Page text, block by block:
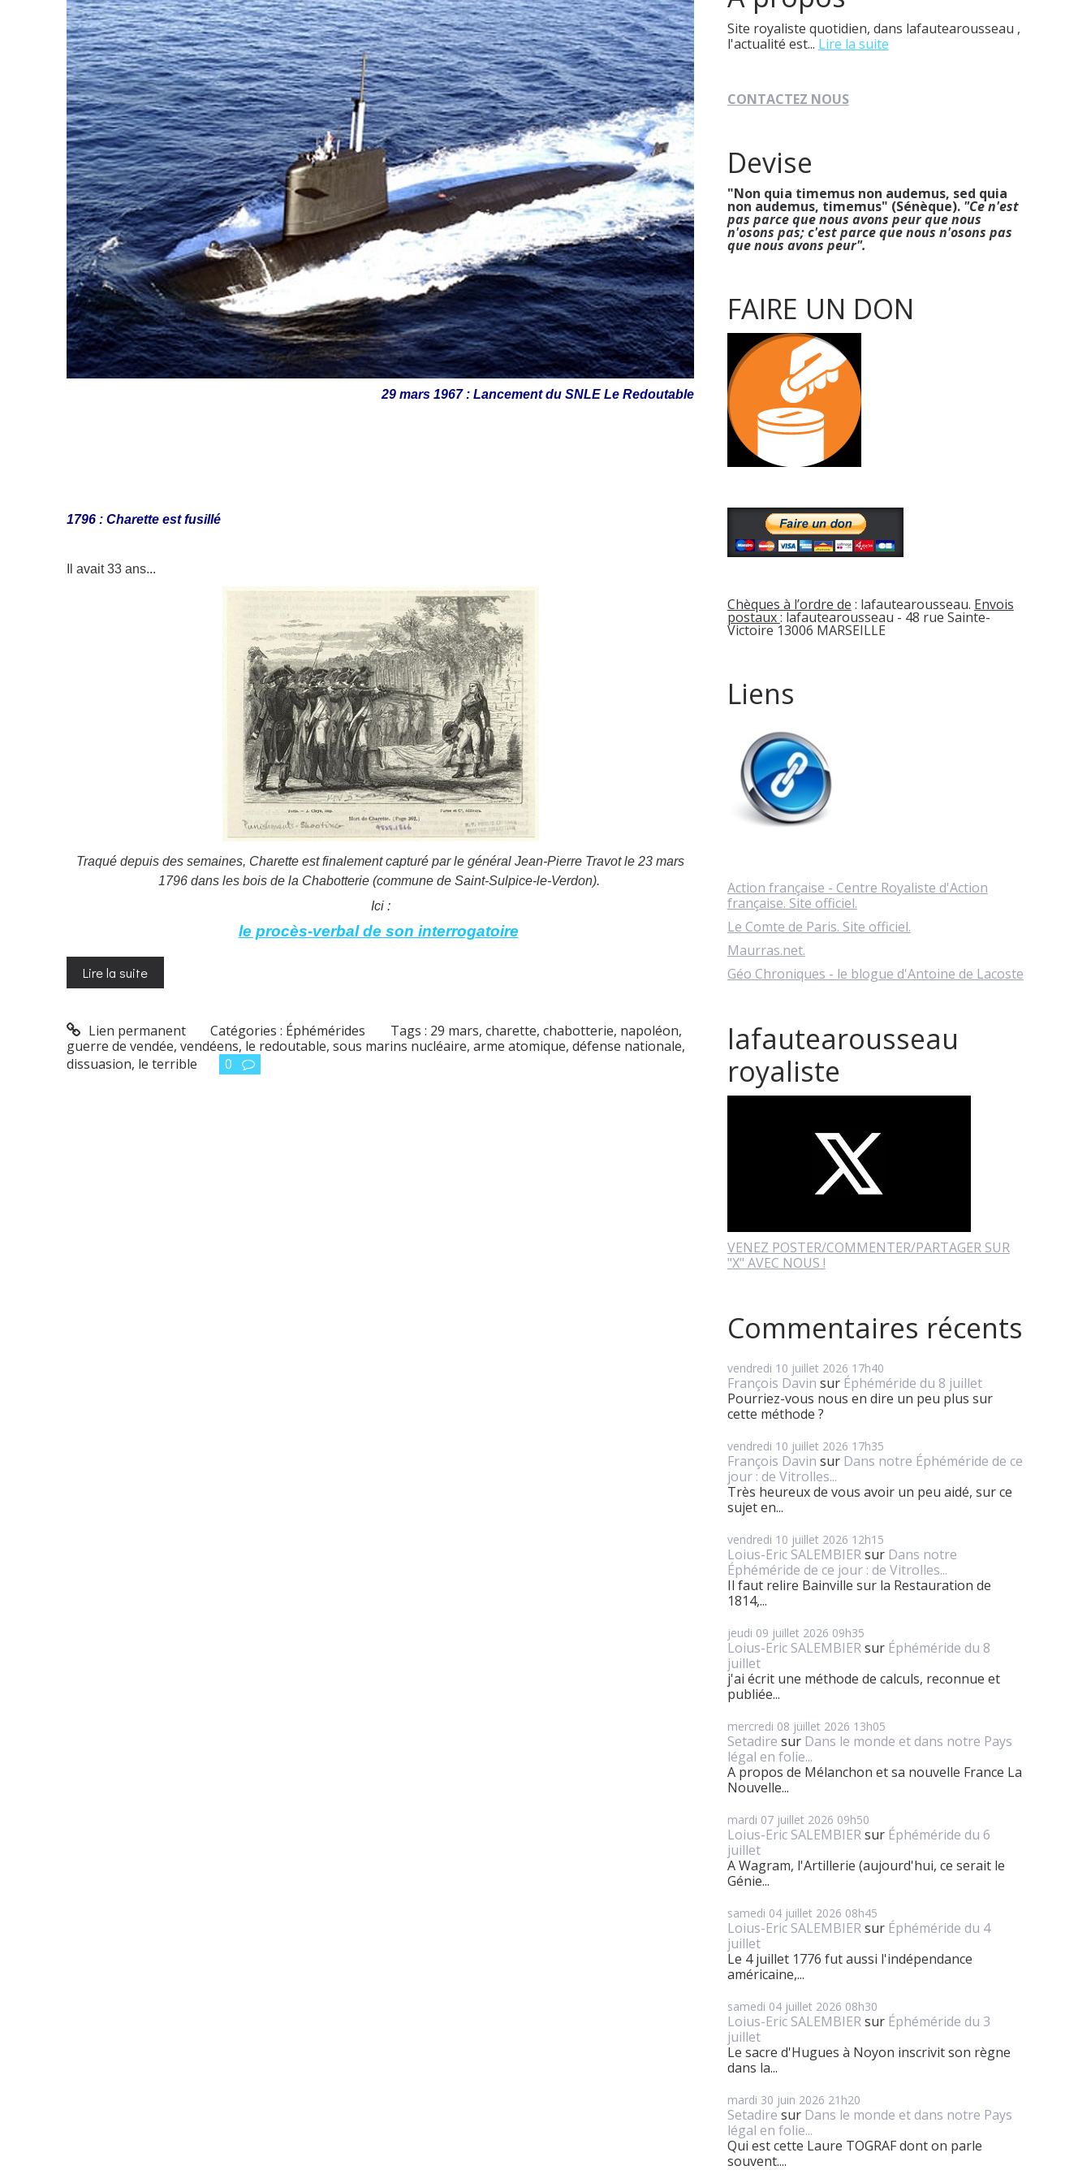
29 mars 1967 : Lancement du SNLE Le Redoutable
1796 : Charette est fusillé
Il avait 33 ans...
Traqué depuis des semaines, Charette est finalement capturé par le général Jean-Pierre Travot le23 mars
1796dans les bois de la Chabotterie (commune de Saint-Sulpice-le-Verdon).
Ici :
le procès-verbal de son interrogatoire
Lire la suite
Lien permanent Catégories : Éphémérides Tags : 29 mars,charette,chabotterie, napoléon,
guerre de vendée, vendéens, le redoutable, sous marins nucléaire, arme atomique, défense nationale,
dissuasion, le terrible 0
Site royaliste quotidien, dans lafautearousseau ,
l'actualité est... Lire la suite
CONTACTEZ NOUS
Devise
"Non quia timemus non audemus, sed quia
non audemus, timemus" (Sénèque). "Ce n'est
pas parce que nous avons peur que nous
n'osons pas; c'est parce que nous n'osons pas
que nous avons peur".
FAIRE UN DON
Chèques à l’ordre de : lafautearousseau. Envois
postaux: lafautearousseau - 48 rue Sainte-
Victoire 13006 MARSEILLE
Liens
Action française - Centre Royaliste d'Action
française. Site officiel.
Le Comte de Paris. Site officiel.
Maurras.net.
Géo Chroniques - le blogue d'Antoine de Lacoste
lafautearousseau
royaliste
VENEZ POSTER/COMMENTER/PARTAGER SUR
"X" AVEC NOUS !
Commentaires récents
vendredi 10 juillet 2026 17h40
François Davin sur Éphéméride du 8 juillet
Pourriez-vous nous en dire un peu plus sur
cette méthode ?
vendredi 10 juillet 2026 17h35
François Davin sur Dans notre Éphéméride de ce
jour : de Vitrolles...
Très heureux de vous avoir un peu aidé, sur ce
sujet en...
vendredi 10 juillet 2026 12h15
Loius-Eric SALEMBIERsur Dans notre
Éphéméride de ce jour : de Vitrolles...
Il faut relire Bainville sur la Restauration de
1814,...
jeudi 09 juillet 2026 09h35
Loius-Eric SALEMBIERsur Éphéméride du 8
juillet
j'ai écrit une méthode de calculs, reconnue et
publiée...
mercredi 08 juillet 2026 13h05
Setadire sur Dans le monde et dans notre Pays
légal en folie...
A propos de Mélanchon et sa nouvelle France La
Nouvelle...
mardi 07 juillet 2026 09h50
Loius-Eric SALEMBIERsur Éphéméride du 6
juillet
A Wagram, l'Artillerie (aujourd'hui, ce serait le
Génie...
samedi 04 juillet 2026 08h45
Loius-Eric SALEMBIERsur Éphéméride du 4
juillet
Le 4 juillet 1776 fut aussi l'indépendance
américaine,...
samedi 04 juillet 2026 08h30
Loius-Eric SALEMBIERsur Éphéméride du 3
juillet
Le sacre d'Hugues à Noyon inscrivit son règne
dans la...
mardi 30 juin 2026 21h20
Setadire sur Dans le monde et dans notre Pays
légal en folie...
Qui est cette Laure TOGRAF dont on parle
souvent....